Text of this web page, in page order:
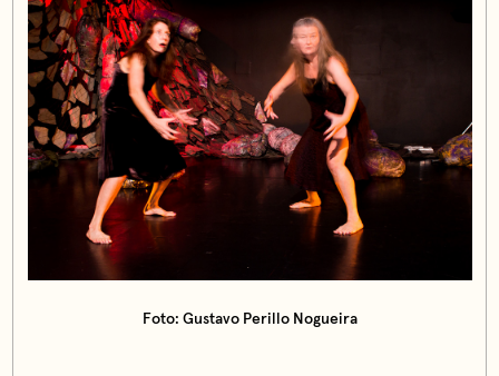
Foto: Gustavo Perillo Nogueira